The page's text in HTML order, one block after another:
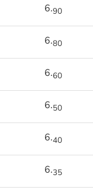
6.90
6.80
6.60
6.50
6.40
6.35